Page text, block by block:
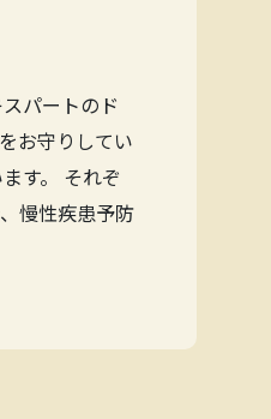
パートのド
お守りしてい
す。 それぞ
慢性疾患予防